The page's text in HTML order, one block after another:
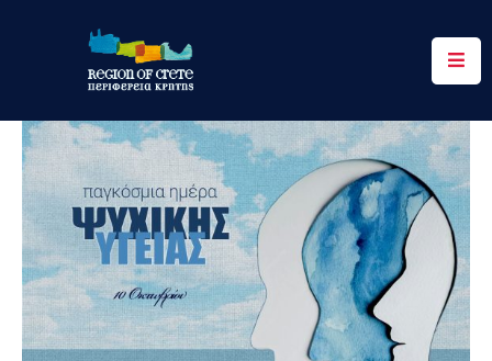
Περιφέρεια
Ενημέρωση
Έργα
&
Δράσεις
Ψηφιακές
Υπηρεσίες